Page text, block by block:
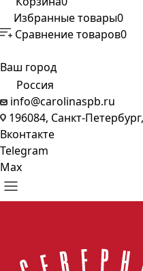
Избранные товары0
Сравнение товаров0
Ваш город
Россия
info@carolinaspb.ru
196084, Санкт-
Вконтакте
Telegram
Max